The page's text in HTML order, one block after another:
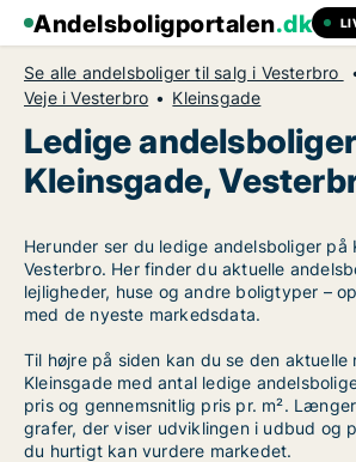
Andelsboligportalen.dk
Se alle andelsboliger til salg i Vesterbro
Veje i Vesterbro
Kleinsgade
Ledige
Kleinsgade,
Herunder ser du ledige andelsboliger på
Vesterbro. Her finder du aktuelle
lejligheder, huse og andre boligtyper –
med de nyeste markedsdata.
Til højre på siden kan du se den
Kleinsgade med antal ledige
pris og gennemsnitlig pris pr. m².
grafer, der viser udviklingen i udbud og
du hurtigt kan vurdere markedet.